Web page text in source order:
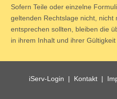
Sofern Teile oder einzelne
geltenden Rechtslage nicht, nicht
entsprechen sollten, bleiben die
in ihrem Inhalt und ihrer
iServ-Login | Kontakt |